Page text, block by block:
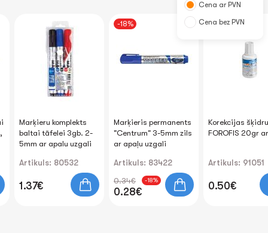
Marķieru komplekts
baltai tāfelei 3gb. 2-
5mm ar apaІu uzgali
Artikuls: 80532
1.37€
-18%
Marķieris permanents
"Centrum" 3-5mm zils
ar apaļu uzgali
Artikuls: 83422
0.34€ -18%
0.28€
Korekcijas
FOROFIS 20gr
Artikuls: 91051
0.50€
Cena ar PVN
Cena bez PVN